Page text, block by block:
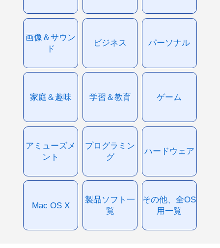
画像＆サウン
ド
ビジネス パーソナル
家庭＆趣味 学習＆教育 ゲーム
アミューズメ
ント
プログラミン
グ
ハードウェア
Mac OS X
製品ソフト一
覧
その他、全OS
用一覧